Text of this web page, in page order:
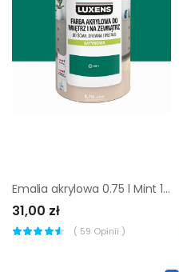
Emalia akrylowa 0.75 l Mint 1 Satynowa
31,00 zł
( 59 Opinii )